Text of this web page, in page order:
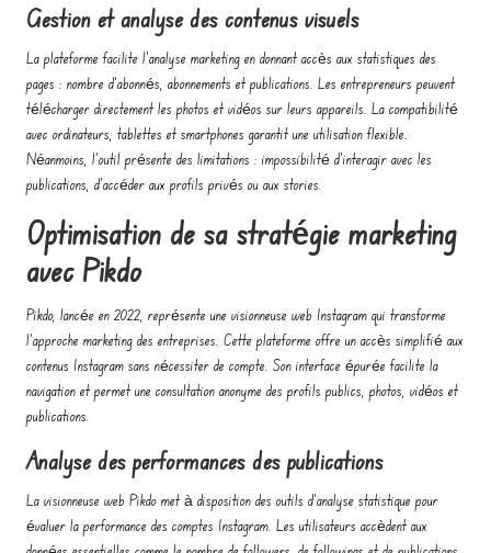
Gestion et analyse des contenus visuels
La plateforme facilite l’analyse marketing en donnant accès aux statistiques des
pages : nombre d’abonnés, abonnements et publications. Les entrepreneurs peuvent
télécharger directement les photos et vidéos sur leurs appareils. La compatibilité
avec ordinateurs, tablettes et smartphones garantit une utilisation flexible.
Néanmoins, l’outil présente des limitations : impossibilité d’interagir avec les
publications, d’accéder aux profils privés ou aux stories.
Optimisation de sa stratégie marketing
avec Pikdo
Pikdo, lancée en 2022, représente une visionneuse web Instagram qui transforme
l’approche marketing des entreprises. Cette plateforme offre un accès simplifié aux
contenus Instagram sans nécessiter de compte. Son interface épurée facilite la
navigation et permet une consultation anonyme des profils publics, photos, vidéos et
publications.
Analyse des performances des publications
La visionneuse web Pikdo met à disposition des outils d’analyse statistique pour
évaluer la performance des comptes Instagram. Les utilisateurs accèdent aux